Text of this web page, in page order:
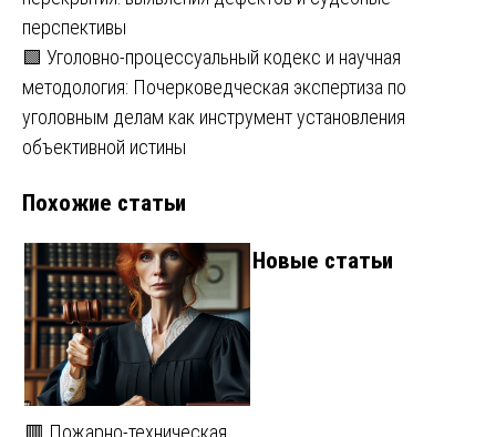
по
записям
перспективы
🟩 Уголовно-процессуальный кодекс и научная
методология: Почерковедческая экспертиза по
уголовным делам как инструмент установления
объективной истины
Похожие статьи
🟥 Пожарно-техническая
Новые статьи